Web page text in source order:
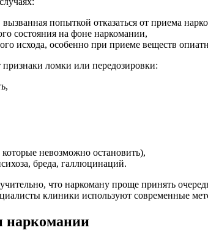
вызванная попыткой отказаться от приема
состояния на фоне наркомании,
исхода, особенно при приеме веществ
ломки или передозировки:
невозможно остановить),
бреда, галлюцинаций.
что наркоману проще принять
клиники используют современные
наркомании